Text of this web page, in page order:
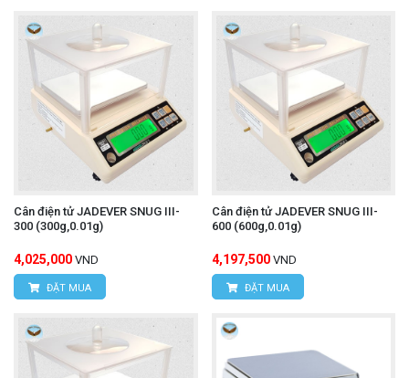
Cân điện tử JADEVER SNUG III-
300 (300g,0.01g)
4,025,000 VND
ĐẶT MUA
Cân điện tử JADEVER SNUG III-
600 (600g,0.01g)
4,197,500 VND
ĐẶT MUA